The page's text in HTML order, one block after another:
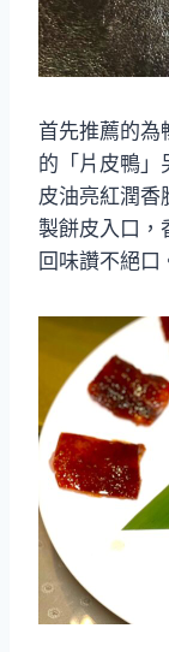
首先推薦的為
的「片皮鴨」
皮油亮紅潤香
製餅皮入口，
回味讚不絕口